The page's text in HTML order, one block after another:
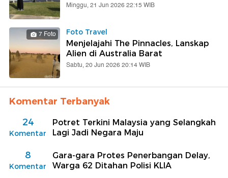
Minggu, 21 Jun 2026 22:15 WIB
7 Foto Foto Travel
Menjelajahi The Pinnacles, Lanskap
Alien di Australia Barat
Sabtu, 20 Jun 2026 20:14 WIB
Komentar Terbanyak
24
Komentar
Potret Terkini Malaysia yang Selangkah
Lagi Jadi Negara Maju
8
Komentar
Gara-gara Protes Penerbangan Delay,
Warga 62 Ditahan Polisi KLIA